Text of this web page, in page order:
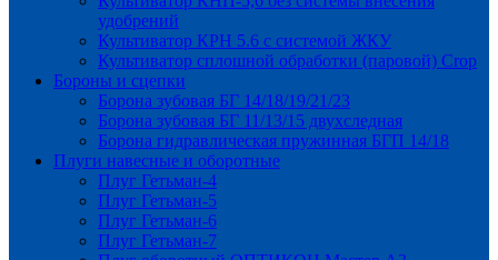
удобрений
Культиватор КРН 5.6 с системой ЖКУ
Культиватор сплошной обработки (паровой) Crop
Бороны и сцепки
Борона зубовая БГ 14/18/19/21/23
Борона зубовая БГ 11/13/15 двухследная
Борона гидравлическая пружинная БГП 14/18
Плуги навесные и оборотные
Плуг Гетьман-4
Плуг Гетьман-5
Плуг Гетьман-6
Плуг Гетьман-7